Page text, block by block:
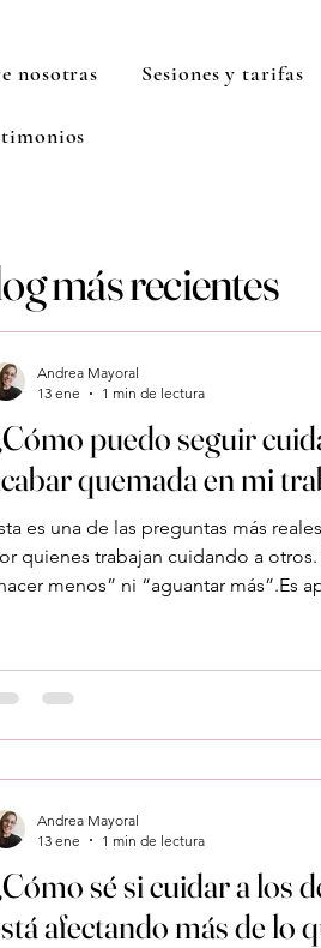
nosotras Sesiones y tarifas
puedo seguir
quemada en mi
es una de las preguntas más
quienes trabajan cuidando a otros.
menos” ni “aguantar más”.Es
logopedas y otros
sienten que: No pueden parar No pueden
Andrea Mayoral
13 ene
1 min de lectura
sé si cuidar a los
afectando más de lo
Andrea Mayoral
13 ene
1 min de lectura
más recientes